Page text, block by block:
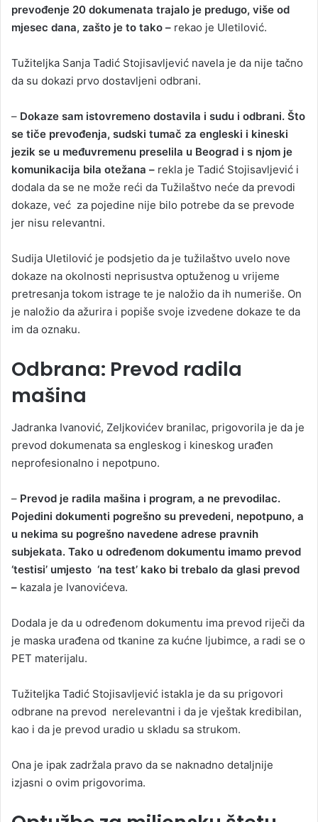
prevođenje 20 dokumenata trajalo je predugo, više od
mjesec dana, zašto je to tako – rekao je Uletilović.
Tužiteljka Sanja Tadić Stojisavljević navela je da nije tačno
da su dokazi prvo dostavljeni odbrani.
– Dokaze sam istovremeno dostavila i sudu i odbrani. Što
se tiče prevođenja, sudski tumač za engleski i kineski
jezik se u međuvremenu preselila u Beograd i s njom je
komunikacija bila otežana – rekla je Tadić Stojisavljević i
dodala da se ne može reći da Tužilaštvo neće da prevodi
dokaze, već za pojedine nije bilo potrebe da se prevode
jer nisu relevantni.
Sudija Uletilović je podsjetio da je tužilaštvo uvelo nove
dokaze na okolnosti neprisustva optuženog u vrijeme
pretresanja tokom istrage te je naložio da ih numeriše. On
je naložio da ažurira i popiše svoje izvedene dokaze te da
im da oznaku.
Odbrana: Prevod radila
mašina
Jadranka Ivanović, Zeljkovićev branilac, prigovorila je da je
prevod dokumenata sa engleskog i kineskog urađen
neprofesionalno i nepotpuno.
– Prevod je radila mašina i program, a ne prevodilac.
Pojedini dokumenti pogrešno su prevedeni, nepotpuno, a
u nekima su pogrešno navedene adrese pravnih
subjekata. Tako u određenom dokumentu imamo prevod
‘testisi’ umjesto ‘na test’ kako bi trebalo da glasi prevod
– kazala je Ivanovićeva.
Dodala je da u određenom dokumentu ima prevod riječi da
je maska urađena od tkanine za kućne ljubimce, a radi se o
PET materijalu.
Tužiteljka Tadić Stojisavljević istakla je da su prigovori
odbrane na prevod nerelevantni i da je vještak kredibilan,
kao i da je prevod uradio u skladu sa strukom.
Ona je ipak zadržala pravo da se naknadno detaljnije
izjasni o ovim prigovorima.